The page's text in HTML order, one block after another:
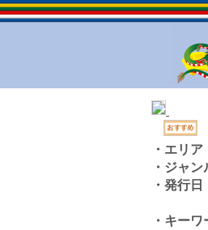
・エリア
・ジャン
・発行日
・キーワ